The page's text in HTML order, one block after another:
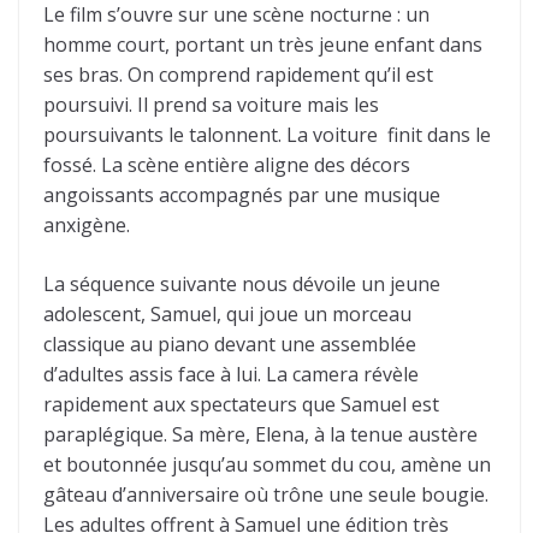
Le film s’ouvre sur une scène nocturne : un
homme court, portant un très jeune enfant dans
ses bras. On comprend rapidement qu’il est
poursuivi. Il prend sa voiture mais les
poursuivants le talonnent. La voiture finit dans le
fossé. La scène entière aligne des décors
angoissants accompagnés par une musique
anxigène.
La séquence suivante nous dévoile un jeune
adolescent, Samuel, qui joue un morceau
classique au piano devant une assemblée
d’adultes assis face à lui. La camera révèle
rapidement aux spectateurs que Samuel est
paraplégique. Sa mère, Elena, à la tenue austère
et boutonnée jusqu’au sommet du cou, amène un
gâteau d’anniversaire où trône une seule bougie.
Les adultes offrent à Samuel une édition très